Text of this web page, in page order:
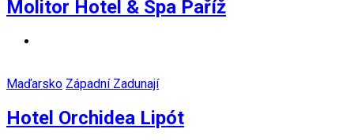
Molitor Hotel & Spa Paříž
Maďarsko Západní Zadunají
Hotel Orchidea Lipót